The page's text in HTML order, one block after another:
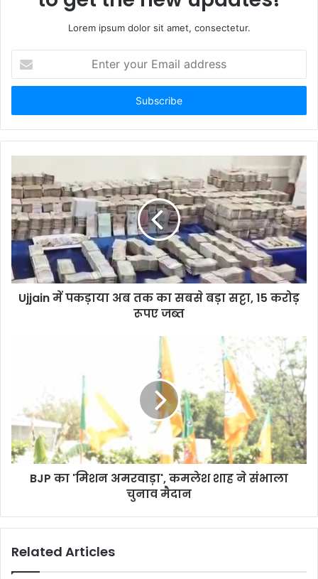
Lorem ipsum dolor sit amet, consectetur.
your
Email
Ujjain में पकड़ाया अब तक का सबसे बड़ा सट्टा, 15 करोड़
रूपए जब्त
BJP का 'मिशन अमरवाड़ा', कमलेश शाह ने संभाला
चुनाव मैदान
Related Articles